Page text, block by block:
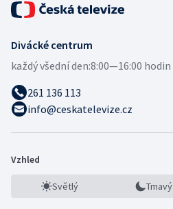
Divácké centrum
každý všední den:8:00—16:00 hodin
261 136 113
info@ceskatelevize.cz
Vzhled
Světlý Tmavý